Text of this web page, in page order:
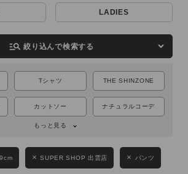
LADIES KIDS
LADIES
manage_search 絞り込んで検索する
Tシャツ THE SHINZONE
カットソー ナチュラルコーデ
もっと見る
SUPER SHOP 出雲店 パンツ